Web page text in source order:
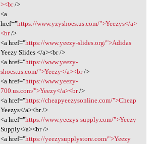
><br/>
<a
href="https://www.yzyshoes.us.com/">Yeezys</a>
<br/>
<a href="https://www.yeezy-slides.org/">Adidas
Yeezy Slides </a><br />
<a href="https://www.yeezy-
shoes.us.com/">Yeezy</a><br/>
<a href="https://www.yeezy-
700.us.com/">Yeezy</a><br/>
<a href="https://cheapyeezysonline.com/">Cheap
Yeezys</a><br />
<a href="https://www.yeezys-supply.com/">Yeezy
Supply</a><br />
<a href="https://yeezysupplystore.com/">Yeezy